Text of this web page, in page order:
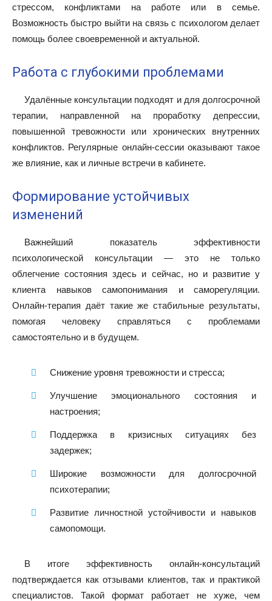
стрессом, конфликтами на работе или в семье.
Возможность быстро выйти на связь с психологом делает
помощь более своевременной и актуальной.
Работа с глубокими проблемами
Удалённые консультации подходят и для долгосрочной
терапии, направленной на проработку депрессии,
повышенной тревожности или хронических внутренних
конфликтов. Регулярные онлайн-сессии оказывают такое
же влияние, как и личные встречи в кабинете.
Формирование устойчивых
изменений
Важнейший показатель эффективности
психологической консультации — это не только
облегчение состояния здесь и сейчас, но и развитие у
клиента навыков самопонимания и саморегуляции.
Онлайн-терапия даёт такие же стабильные результаты,
помогая человеку справляться с проблемами
самостоятельно и в будущем.
Снижение уровня тревожности и стресса;
Улучшение эмоционального состояния и
настроения;
Поддержка в кризисных ситуациях без
задержек;
Широкие возможности для долгосрочной
психотерапии;
Развитие личностной устойчивости и навыков
самопомощи.
В итоге эффективность онлайн-консультаций
подтверждается как отзывами клиентов, так и практикой
специалистов. Такой формат работает не хуже, чем